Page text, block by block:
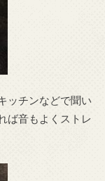
ッチンなどで聞い
ば音もよくストレ